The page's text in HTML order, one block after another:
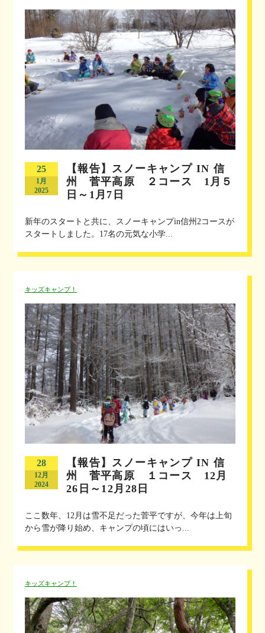
25
1月
2025
【報告】スノーキャンプ IN 信
州 菅平高原 ２コース 1月５
日～1月7日
新年のスタートと共に、スノーキャンプin信州2コースが
スタートしました。17名の元気な小学...
キッズキャンプ！
28
12月
2024
【報告】スノーキャンプ IN 信
州 菅平高原 １コース 12月
26日～12月28日
ここ数年、12月は雪不足だった菅平ですが、今年は上旬
から雪が降り始め、キャンプの頃にはいっ...
キッズキャンプ！